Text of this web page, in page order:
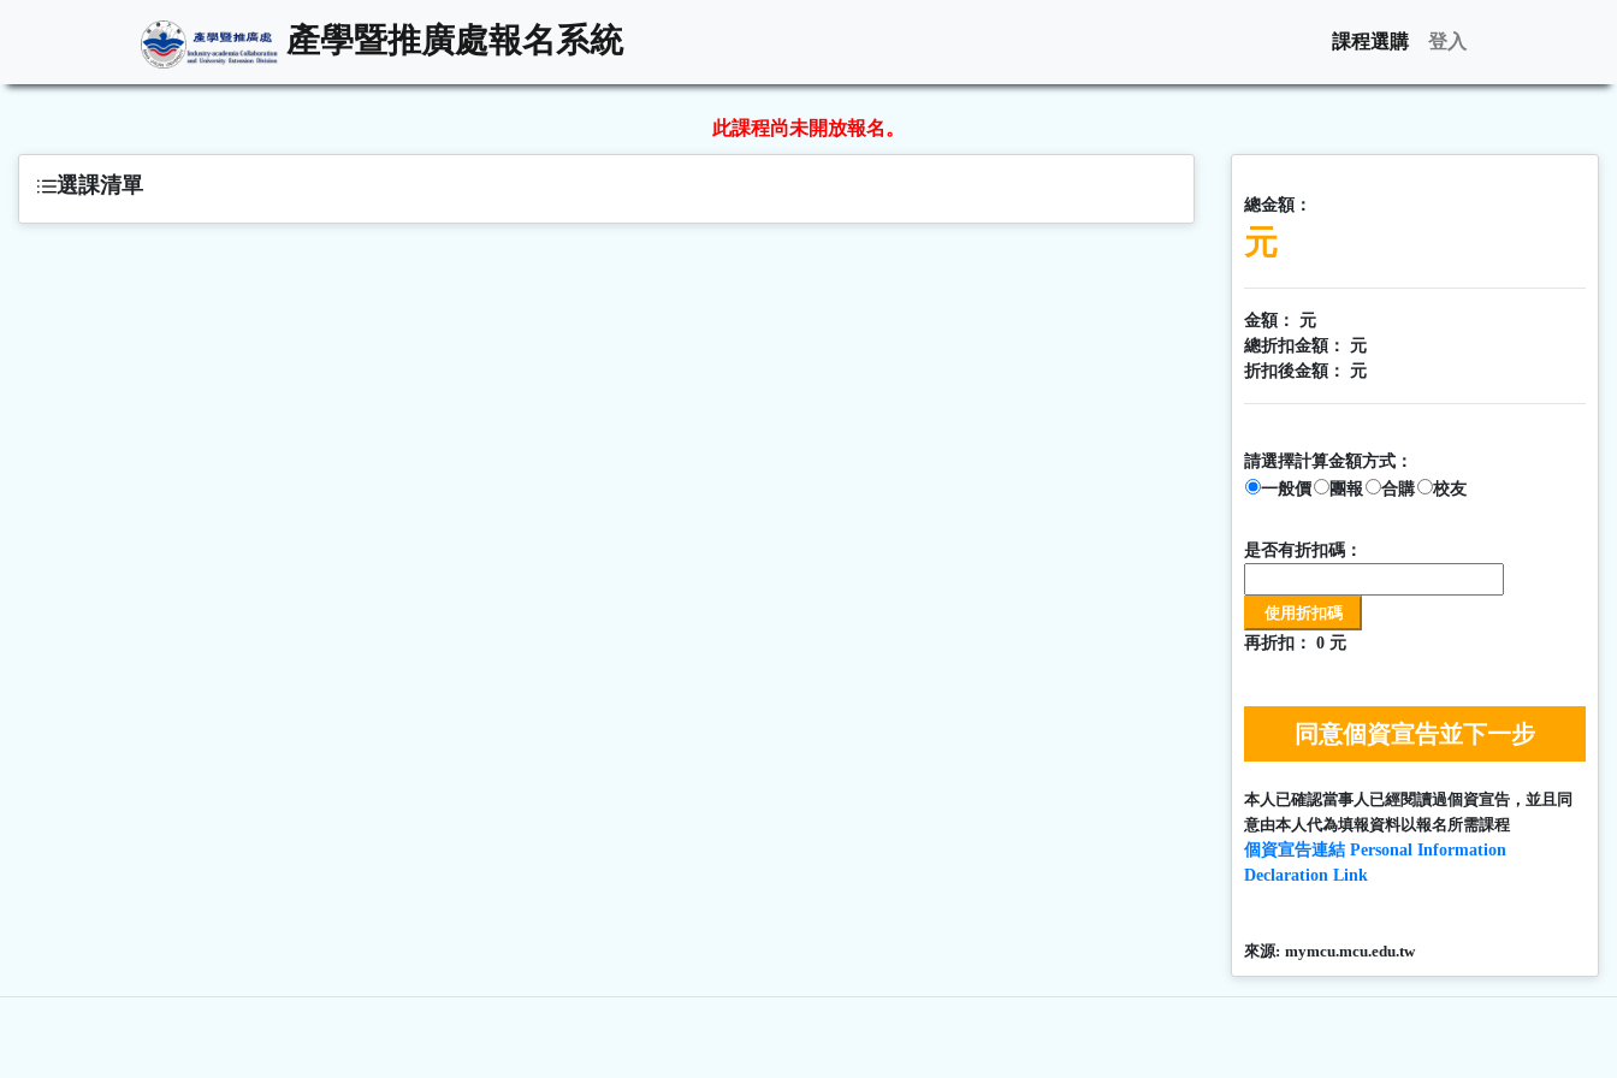
產學暨推廣處報名系統 課程選購 登入
此課程尚未開放報名。
選課清單
總金額：
元
金額：
元
總折扣金額：
元
折扣後金額：
元
請選擇計算金額方式：
一般價
團報 合購 校友
是否有折扣碼：
再折扣： 0 元
同意個資宣告並下一步
本人已確認當事人已經閱讀過個資宣告，並且同
意由本人代為填報資料以報名所需課程
個資宣告連結 Personal Information
Declaration Link
來源: mymcu.mcu.edu.tw